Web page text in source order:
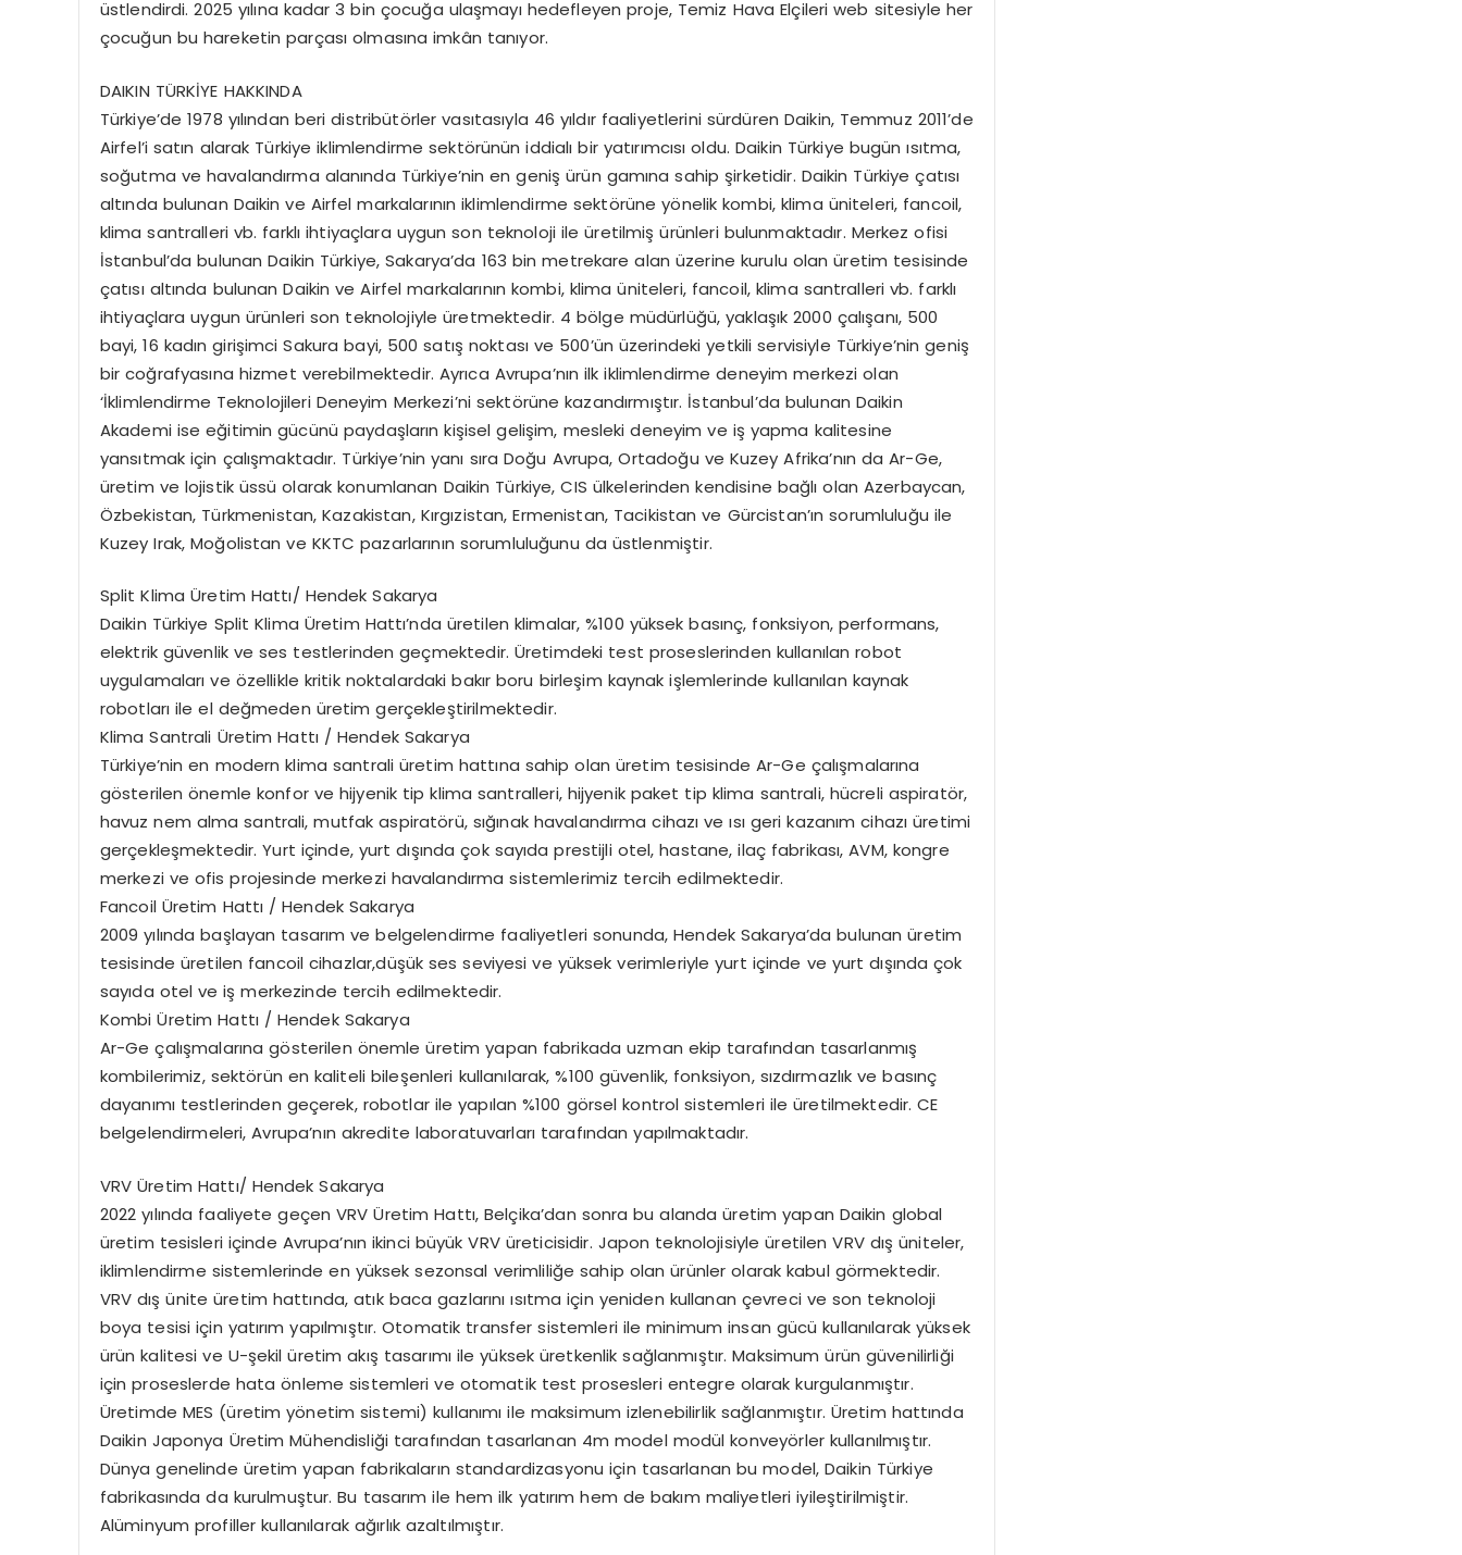
üstlendirdi. 2025 yılına kadar 3 bin çocuğa ulaşmayı hedefleyen proje, Temiz Hava Elçileri web sitesiyle her
çocuğun bu hareketin parçası olmasına imkân tanıyor.
DAIKIN TÜRKİYE HAKKINDA
Türkiye’de 1978 yılından beri distribütörler vasıtasıyla 46 yıldır faaliyetlerini sürdüren Daikin, Temmuz 2011’de
Airfel’i satın alarak Türkiye iklimlendirme sektörünün iddialı bir yatırımcısı oldu. Daikin Türkiye bugün ısıtma,
soğutma ve havalandırma alanında Türkiye’nin en geniş ürün gamına sahip şirketidir. Daikin Türkiye çatısı
altında bulunan Daikin ve Airfel markalarının iklimlendirme sektörüne yönelik kombi, klima üniteleri, fancoil,
klima santralleri vb. farklı ihtiyaçlara uygun son teknoloji ile üretilmiş ürünleri bulunmaktadır. Merkez ofisi
İstanbul’da bulunan Daikin Türkiye, Sakarya’da 163 bin metrekare alan üzerine kurulu olan üretim tesisinde
çatısı altında bulunan Daikin ve Airfel markalarının kombi, klima üniteleri, fancoil, klima santralleri vb. farklı
ihtiyaçlara uygun ürünleri son teknolojiyle üretmektedir. 4 bölge müdürlüğü, yaklaşık 2000 çalışanı, 500
bayi, 16 kadın girişimci Sakura bayi, 500 satış noktası ve 500’ün üzerindeki yetkili servisiyle Türkiye’nin geniş
bir coğrafyasına hizmet verebilmektedir. Ayrıca Avrupa’nın ilk iklimlendirme deneyim merkezi olan
‘İklimlendirme Teknolojileri Deneyim Merkezi’ni sektörüne kazandırmıştır. İstanbul’da bulunan Daikin
Akademi ise eğitimin gücünü paydaşların kişisel gelişim, mesleki deneyim ve iş yapma kalitesine
yansıtmak için çalışmaktadır. Türkiye’nin yanı sıra Doğu Avrupa, Ortadoğu ve Kuzey Afrika’nın da Ar-Ge,
üretim ve lojistik üssü olarak konumlanan Daikin Türkiye, CIS ülkelerinden kendisine bağlı olan Azerbaycan,
Özbekistan, Türkmenistan, Kazakistan, Kırgızistan, Ermenistan, Tacikistan ve Gürcistan’ın sorumluluğu ile
Kuzey Irak, Moğolistan ve KKTC pazarlarının sorumluluğunu da üstlenmiştir.
Split Klima Üretim Hattı/ Hendek Sakarya
Daikin Türkiye Split Klima Üretim Hattı’nda üretilen klimalar, %100 yüksek basınç, fonksiyon, performans,
elektrik güvenlik ve ses testlerinden geçmektedir. Üretimdeki test proseslerinden kullanılan robot
uygulamaları ve özellikle kritik noktalardaki bakır boru birleşim kaynak işlemlerinde kullanılan kaynak
robotları ile el değmeden üretim gerçekleştirilmektedir.
Klima Santrali Üretim Hattı / Hendek Sakarya
Türkiye’nin en modern klima santrali üretim hattına sahip olan üretim tesisinde Ar-Ge çalışmalarına
gösterilen önemle konfor ve hijyenik tip klima santralleri, hijyenik paket tip klima santrali, hücreli aspiratör,
havuz nem alma santrali, mutfak aspiratörü, sığınak havalandırma cihazı ve ısı geri kazanım cihazı üretimi
gerçekleşmektedir. Yurt içinde, yurt dışında çok sayıda prestijli otel, hastane, ilaç fabrikası, AVM, kongre
merkezi ve ofis projesinde merkezi havalandırma sistemlerimiz tercih edilmektedir.
Fancoil Üretim Hattı / Hendek Sakarya
2009 yılında başlayan tasarım ve belgelendirme faaliyetleri sonunda, Hendek Sakarya’da bulunan üretim
tesisinde üretilen fancoil cihazlar,düşük ses seviyesi ve yüksek verimleriyle yurt içinde ve yurt dışında çok
sayıda otel ve iş merkezinde tercih edilmektedir.
Kombi Üretim Hattı / Hendek Sakarya
Ar-Ge çalışmalarına gösterilen önemle üretim yapan fabrikada uzman ekip tarafından tasarlanmış
kombilerimiz, sektörün en kaliteli bileşenleri kullanılarak, %100 güvenlik, fonksiyon, sızdırmazlık ve basınç
dayanımı testlerinden geçerek, robotlar ile yapılan %100 görsel kontrol sistemleri ile üretilmektedir. CE
belgelendirmeleri, Avrupa’nın akredite laboratuvarları tarafından yapılmaktadır.
VRV Üretim Hattı/ Hendek Sakarya
2022 yılında faaliyete geçen VRV Üretim Hattı, Belçika’dan sonra bu alanda üretim yapan Daikin global
üretim tesisleri içinde Avrupa’nın ikinci büyük VRV üreticisidir. Japon teknolojisiyle üretilen VRV dış üniteler,
iklimlendirme sistemlerinde en yüksek sezonsal verimliliğe sahip olan ürünler olarak kabul görmektedir.
VRV dış ünite üretim hattında, atık baca gazlarını ısıtma için yeniden kullanan çevreci ve son teknoloji
boya tesisi için yatırım yapılmıştır. Otomatik transfer sistemleri ile minimum insan gücü kullanılarak yüksek
ürün kalitesi ve U-şekil üretim akış tasarımı ile yüksek üretkenlik sağlanmıştır. Maksimum ürün güvenilirliği
için proseslerde hata önleme sistemleri ve otomatik test prosesleri entegre olarak kurgulanmıştır.
Üretimde MES (üretim yönetim sistemi) kullanımı ile maksimum izlenebilirlik sağlanmıştır. Üretim hattında
Daikin Japonya Üretim Mühendisliği tarafından tasarlanan 4m model modül konveyörler kullanılmıştır.
Dünya genelinde üretim yapan fabrikaların standardizasyonu için tasarlanan bu model, Daikin Türkiye
fabrikasında da kurulmuştur. Bu tasarım ile hem ilk yatırım hem de bakım maliyetleri iyileştirilmiştir.
Alüminyum profiller kullanılarak ağırlık azaltılmıştır.